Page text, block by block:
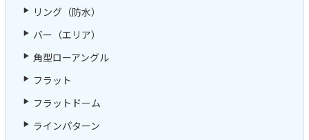
リング（防水）
バー（エリア）
角型ローアングル
フラット
フラットドーム
ラインパターン